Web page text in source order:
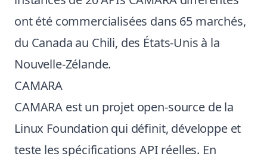
ont été commercialisées dans 65 marchés,
du Canada au Chili, des États-Unis à la
Nouvelle-Zélande.
CAMARA
CAMARA est un projet open-source de la
Linux Foundation qui définit, développe et
teste les spécifications API réelles. En